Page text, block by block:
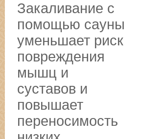
Закаливание с
помощью сауны
уменьшает риск
повреждения
мышц и
суставов и
повышает
переносимость